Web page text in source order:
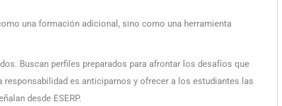
una formación adicional, sino como una herramienta
Buscan perfiles preparados para afrontar los desafíos que
es anticiparnos y ofrecer a los estudiantes las
desde ESERP.